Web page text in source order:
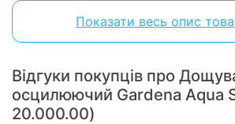
Гарантія виробника – 60 місяців.
Показати весь опис
Відгуки покупців про
осцилюючий Gardena Aqua
20.000.00)